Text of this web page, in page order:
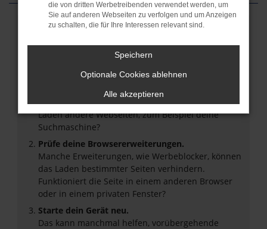
Fehler: Network Error
Beim Laden ist ein Fehler aufgetreten.
Hier sind ein paar Tipps, die dir helfen können:
Überprüfe deine Firewall und deine
Internetverbindung.
Laden andere Webseiten, zum Beispiel deine
Suchmaschine?
Prüfe deine Browsererweiterungen.
Manche Erweiterungen, wie Werbeblocker, können
das Laden bestimmter Seiten verhindern.
Funktioniert die Seite in einem anderen Browser
oder in einem privaten Fenster?
Starte dein Gerät neu.
Das kann manchmal helfen, vorübergehende
die von dritten Werbetreibenden verwendet werden, um
Sie auf anderen Webseiten zu verfolgen und um Anzeigen
zu schalten, die für Ihre Interessen relevant sind.
Speichern
Optionale Cookies ablehnen
Alle akzeptieren